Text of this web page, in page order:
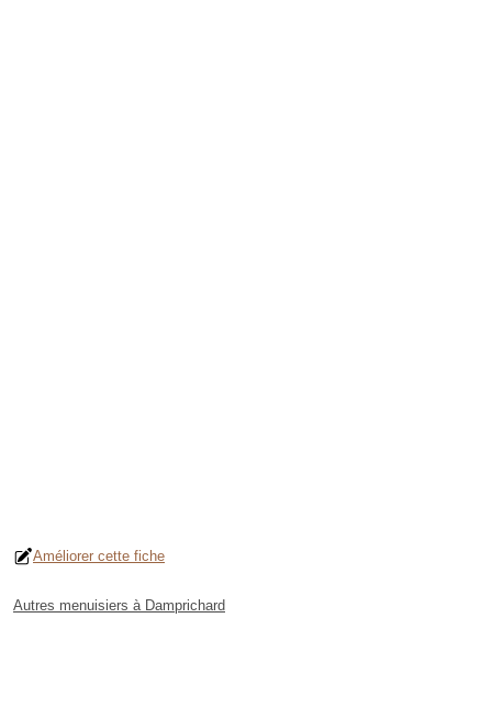
Améliorer cette fiche
Autres menuisiers à Damprichard